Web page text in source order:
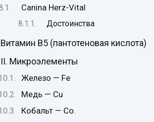
Canina Herz-Vital
Достоинства
Витамин B5 (пантотеновая кислота)
II. Микроэлементы
Железо — Fe
Медь — Cu
Кобальт — Co.